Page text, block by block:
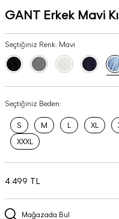
GANT Erkek Mavi
Seçtiğiniz Renk: Mavi
Seçtiğiniz Beden:
S M L XL
XXXL
Mağazada Bul
4.499 TL